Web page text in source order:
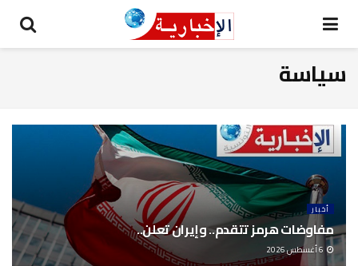
سياسة
أخبار
مفاوضات هرمز تتقدم.. وإيران تعلن..